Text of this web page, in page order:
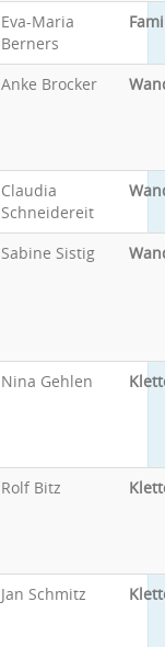
Eva-Maria
Berners
Anke Brocker
Claudia
Schneidereit
Sabine Sistig
Nina Gehlen
Rolf Bitz
Jan Schmitz